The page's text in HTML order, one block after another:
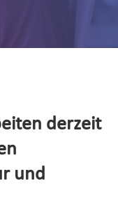
derzeit
und